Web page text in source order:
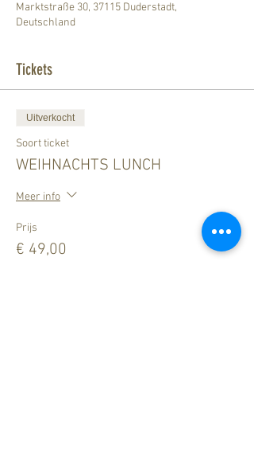
Marktstraße 30, 37115 Duderstadt,
Deutschland
Tickets
Uitverkocht
Soort ticket
WEIHNACHTS LUNCH
Meer info
Prijs
€ 49,00